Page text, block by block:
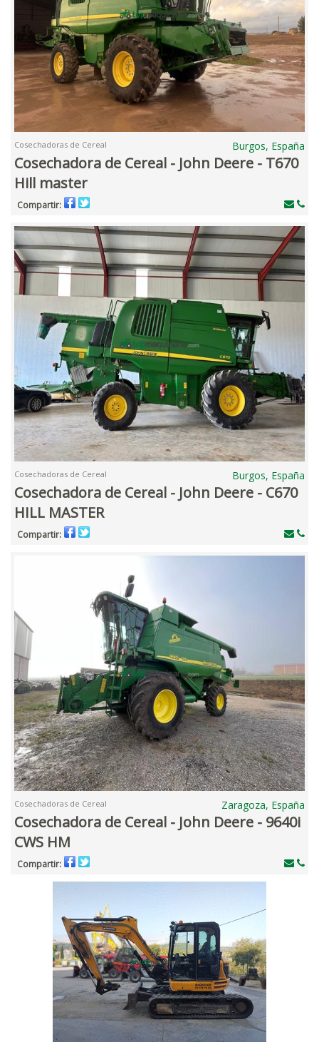
Cosechadoras de Cereal Burgos, España
Cosechadora de Cereal - John Deere - T670
Hill master
Compartir:
Cosechadoras de Cereal Burgos, España
Cosechadora de Cereal - John Deere - C670
HILL MASTER
Compartir:
Cosechadoras de Cereal Zaragoza, España
Cosechadora de Cereal - John Deere - 9640i
CWS HM
Compartir: